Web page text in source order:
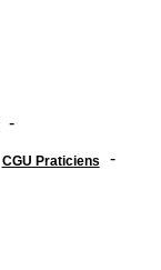
-
CGU Praticiens -